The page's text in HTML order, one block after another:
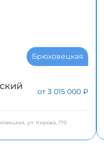
Брюховецкая
от 3 015 000 ₽
ул. Кирова, 170